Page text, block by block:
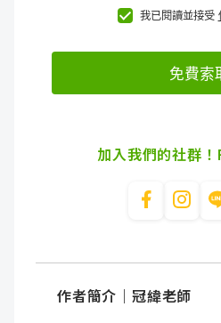
加入我們的社群
作者簡介｜冠緯老師